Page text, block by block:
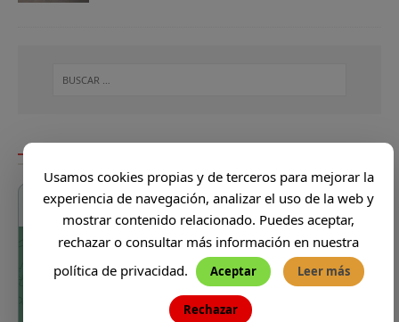
Usamos cookies propias y de terceros para mejorar la
experiencia de navegación, analizar el uso de la web y
mostrar contenido relacionado. Puedes aceptar,
rechazar o consultar más información en nuestra
política de privacidad.
Aceptar Leer más
Rechazar